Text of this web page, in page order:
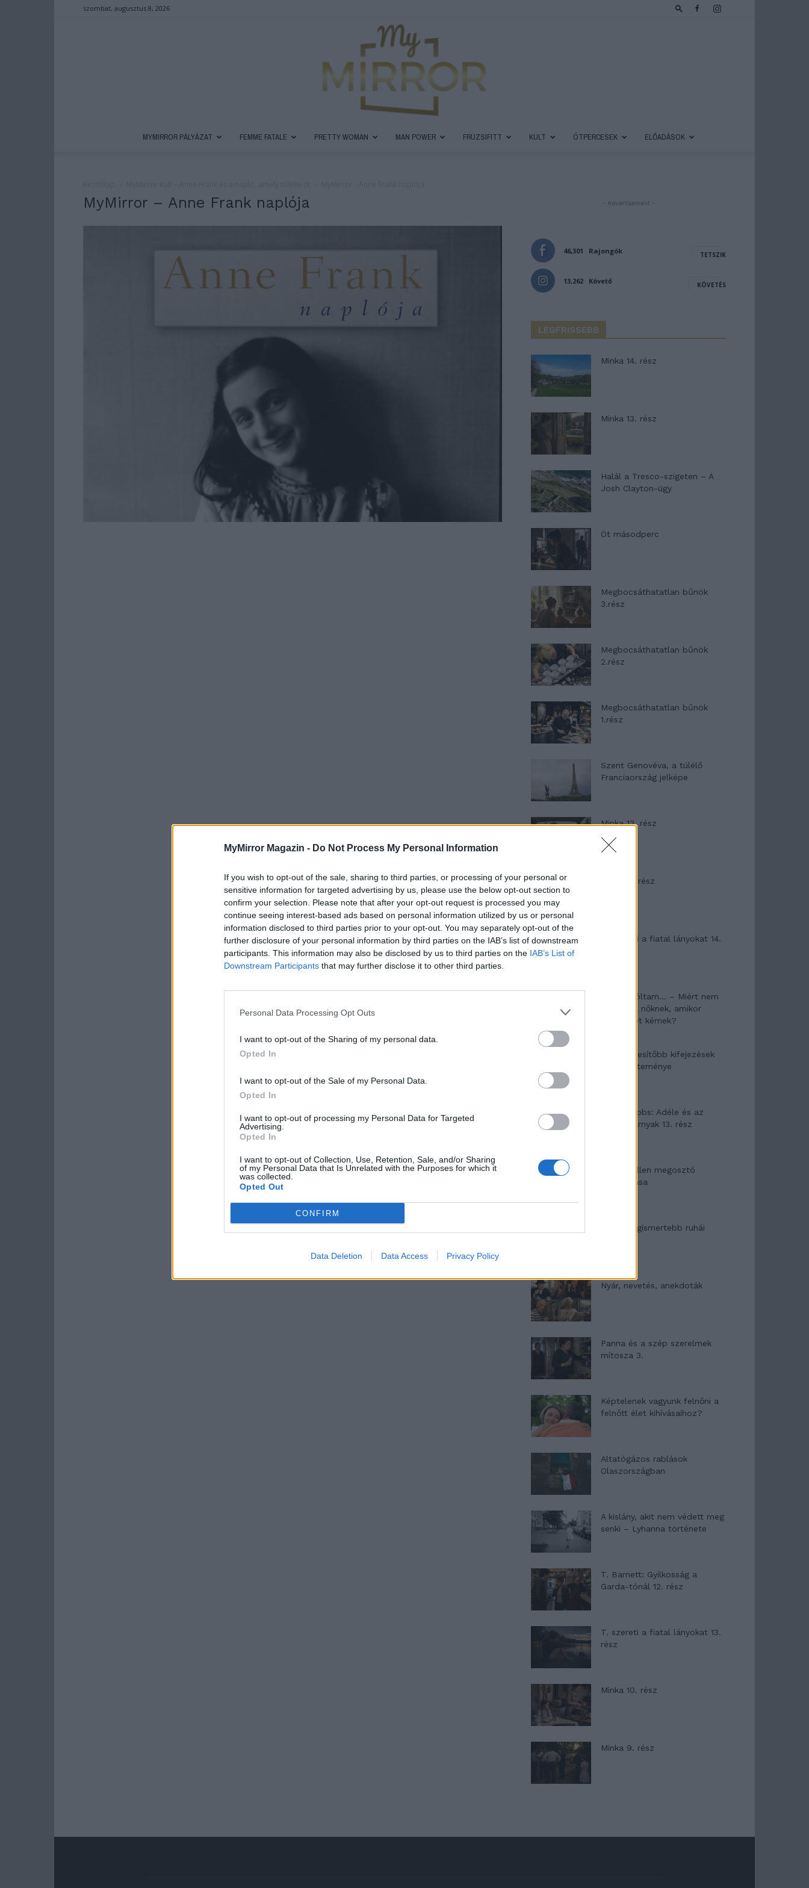
MyMirror Magazin - Do Not Process My Personal Information
If you wish to opt-out of the sale, sharing to third parties, or processing of your personal or
sensitive information for targeted advertising by us, please use the below opt-out section to
confirm your selection. Please note that after your opt-out request is processed you may
continue seeing interest-based ads based on personal information utilized by us or personal
information disclosed to third parties prior to your opt-out. You may separately opt-out of the
further disclosure of your personal information by third parties on the IAB’s list of downstream
participants. This information may also be disclosed by us to third parties on the IAB’s List of
Downstream Participants that may further disclose it to other third parties.
Personal Data Processing Opt Outs
I want to opt-out of the Sharing of my personal data.
Opted In
I want to opt-out of the Sale of my Personal Data.
Opted In
I want to opt-out of processing my Personal Data for Targeted
Advertising.
Opted In
I want to opt-out of Collection, Use, Retention, Sale, and/or Sharing
of my Personal Data that Is Unrelated with the Purposes for which it
was collected.
Opted Out
CONFIRM
Data Deletion Data Access Privacy Policy
szombat, augusztus 8, 2026
MYMIRROR PÁLYÁZAT FEMME FATALE PRETTY WOMAN MAN POWER FRUZSIFITT KULT ÖTPERCESEK ELŐADÁSOK
MyMirror – Anne Frank naplója - Advertisement -
46,301 Rajongók TETSZIK
13,262 Követő KÖVETÉS
LEGFRISSEBB
Minka 14. rész
Minka 13. rész
Halál a Tresco-szigeten – A
Josh Clayton-ügy
Öt másodperc
Megbocsáthatatlan bűnök
3.rész
Megbocsáthatatlan bűnök
2.rész
Megbocsáthatatlan bűnök
1.rész
Szent Genovéva, a túlélő
Franciaország jelképe
Minka 12. rész
Minka 11. rész
T. szereti a fiatal lányokat 14.
Pedig szóltam… – Miért nem
hiszünk a nőknek, amikor
segítséget kérnek?
A legidegesítőbb kifejezések
laza gyűjteménye
Elyna Robbs: Adéle és az
örökölt árnyak 13. rész
Woody Allen megosztó
zsenialitása
A világ legismertebb ruhái
Nyár, nevetés, anekdoták
Panna és a szép szerelmek
mítosza 3.
Képtelenek vagyunk felnőni a
felnőtt élet kihívásaihoz?
Altatógázos rablások
Olaszországban
A kislány, akit nem védett meg
senki – Lyhanna története
T. Barnett: Gyilkosság a
Garda-tónál 12. rész
T. szereti a fiatal lányokat 13.
rész
Minka 10. rész
Minka 9. rész